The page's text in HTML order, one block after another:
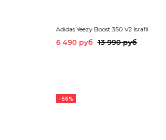
Adidas Yeezy Boost 350 V2 Israfil
6 490 руб 13 990 руб
- 56%